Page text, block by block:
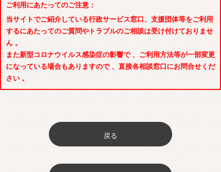
ご利用にあたってのご注意：
当サイトでご紹介している行政サービス窓口、支援団体等をご利用
するにあたってのご質問やトラブルのご相談は受け付けておりませ
ん 。
また新型コロナウイルス感染症の影響で 、ご利用方法等が一部変更
になっている場合もありますので 、直接各相談窓口にお問合せくだ
さい 。
戻る